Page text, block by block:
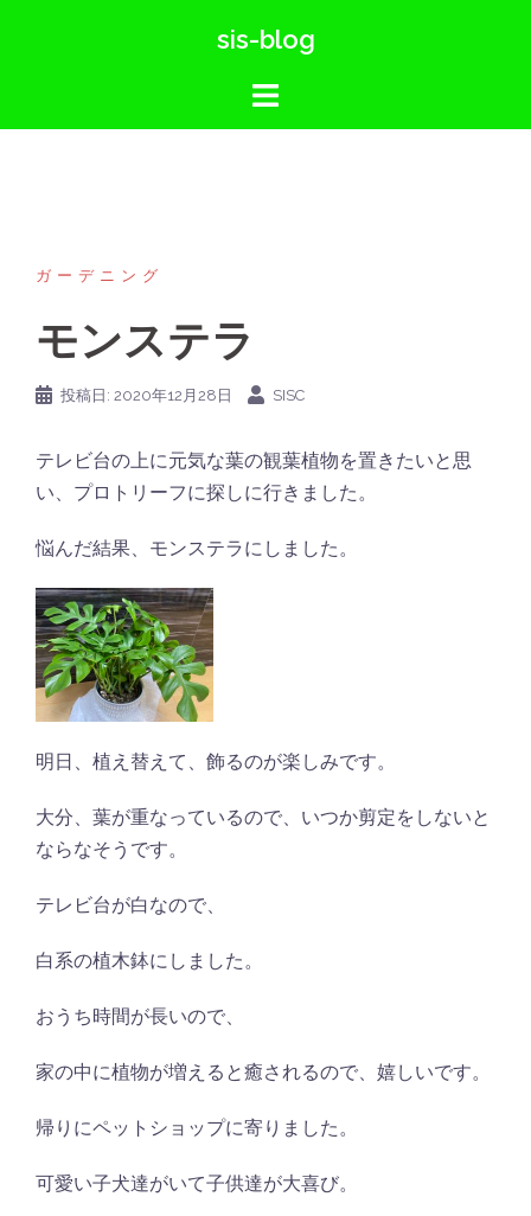
sis-blog
ガーデニング
モンステラ
投稿日: 2020年12月28日 SISC
テレビ台の上に元気な葉の観葉植物を置きたいと思
い、プロトリーフに探しに行きました。
悩んだ結果、モンステラにしました。
明日、植え替えて、飾るのが楽しみです。
大分、葉が重なっているので、いつか剪定をしないと
ならなそうです。
テレビ台が白なので、
白系の植木鉢にしました。
おうち時間が長いので、
家の中に植物が増えると癒されるので、嬉しいです。
帰りにペットショップに寄りました。
可愛い子犬達がいて子供達が大喜び。